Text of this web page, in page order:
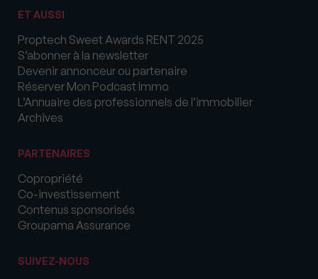
ET AUSSI
Proptech Sweet Awards RENT 2025
S’abonner à la newsletter
Devenir annonceur ou partenaire
Réserver Mon Podcast Immo
L’Annuaire des professionnels de l’immobilier
Archives
PARTENAIRES
Copropriété
Co-investissement
Contenus sponsorisés
Groupama Assurance
SUIVEZ-NOUS